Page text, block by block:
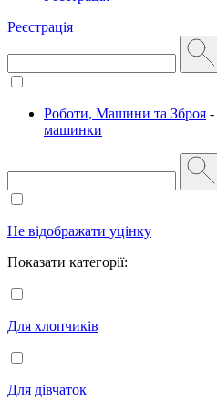
Реєстрація
Роботи, Машини та Зброя -
машинки
Не відображати уцінку
Показати категорії:
Для хлопчиків
Для дівчаток